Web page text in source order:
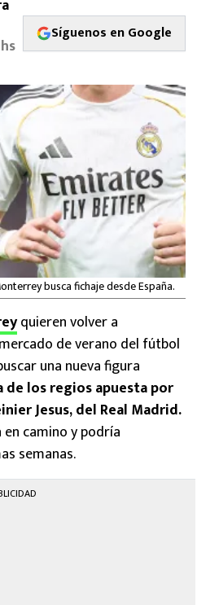
Síguenos en Google
busca fichaje desde España.
quieren volver a
de verano del fútbol
una nueva figura
los regios apuesta por
Jesus, del Real Madrid.
camino y podría
semanas.